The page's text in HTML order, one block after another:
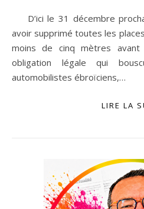
D’ici le 31 décembre prochain, la Ville d’Évreux devra
avoir supprimé toutes les
moins de cinq mètres avant
obligation légale qui
automobilistes ébroïciens,…
LIRE LA